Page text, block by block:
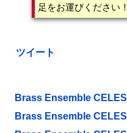
足をお運びください！
ツイート
Brass Ensemble
Brass Ensemble